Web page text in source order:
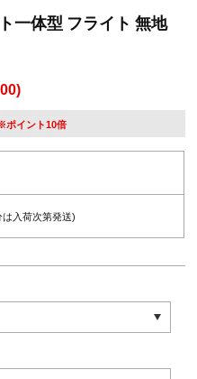
一体型 フライト 無地
ポイント10倍
入荷次第発送)